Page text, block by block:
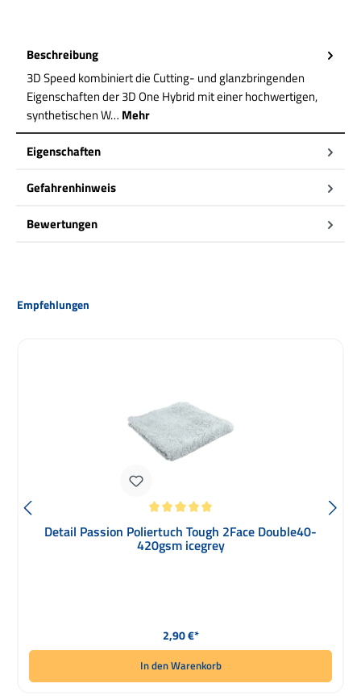
Beschreibung
3D Speed kombiniert die Cutting- und glanzbringenden
Eigenschaften der 3D One Hybrid mit einer hochwertigen,
synthetischen W… Mehr
Eigenschaften
Gefahrenhinweis
Bewertungen
Produktgalerie überspringen
Empfehlungen
Detail Passion Poliertuch Tough 2Face Double40-
420gsm icegrey
Regulärer Preis:
2,90 €*
In den Warenkorb